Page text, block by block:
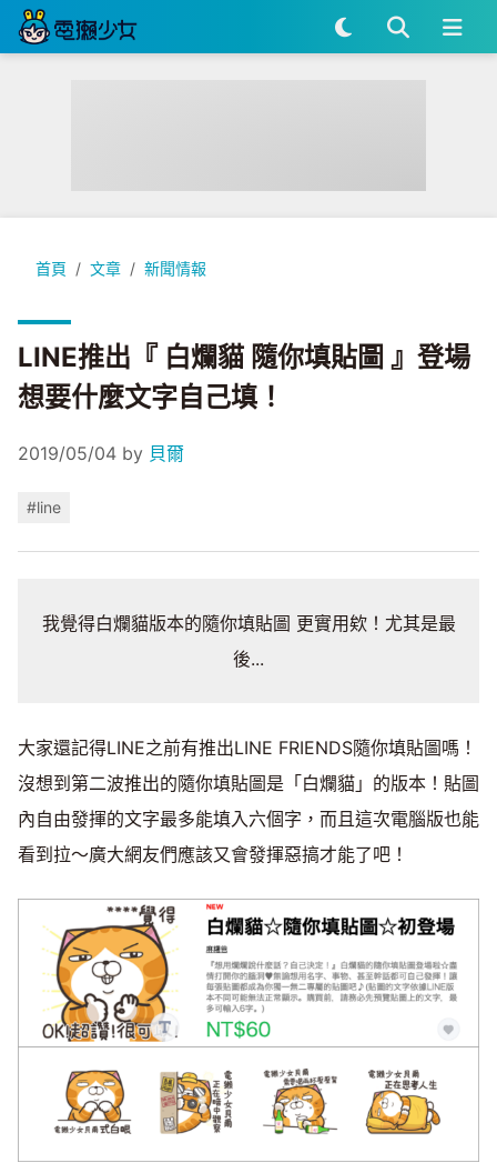
首頁 文章 新聞情報
LINE推出『 白爛貓 隨你填貼圖 』登場 想要什麼文字自己填！
LINE推出『 白爛貓 隨你填貼圖 』登場
想要什麼文字自己填！
2019/05/04 by 貝爾
#line
我覺得白爛貓版本的隨你填貼圖 更實用欸！尤其是最
後...
大家還記得LINE之前有推出LINE FRIENDS隨你填貼圖嗎！
沒想到第二波推出的隨你填貼圖是「白爛貓」的版本！貼圖
內自由發揮的文字最多能填入六個字，而且這次電腦版也能
看到拉～廣大網友們應該又會發揮惡搞才能了吧！